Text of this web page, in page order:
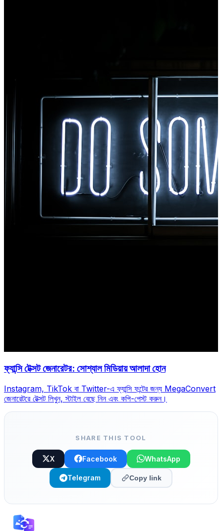
ফ্যান্সি টেক্সট জেনারেটর: সোশ্যাল মিডিয়ায় আলাদা হোন
Instagram, TikTok বা Twitter-এ ফ্যান্সি ফন্টের জন্য MegaConvert
জেনারেটরে টেক্সট লিখুন, স্টাইল বেছে নিন এবং কপি-পেস্ট করুন।
SHARE THIS TOOL
X Facebook WhatsApp
Telegram Copy link